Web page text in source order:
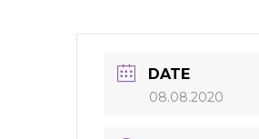
DATE
08.08.2020